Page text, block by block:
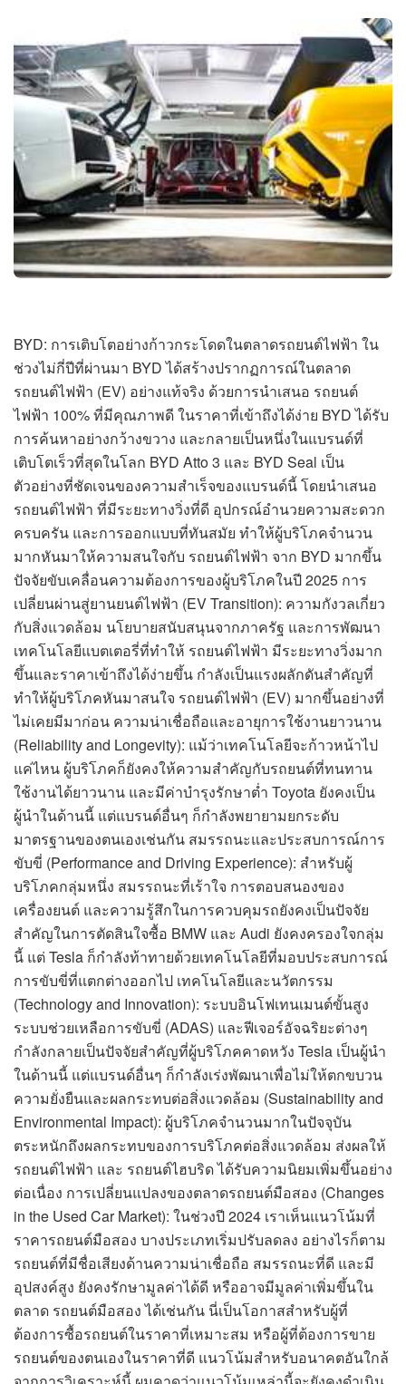
BYD: การเติบโตอย่างก้าวกระโดดในตลาดรถยนต์ไฟฟ้า ใน
ช่วงไม่กี่ปีที่ผ่านมา BYD ได้สร้างปรากฏการณ์ในตลาด
รถยนต์ไฟฟ้า (EV) อย่างแท้จริง ด้วยการนำเสนอ รถยนต์
ไฟฟ้า 100% ที่มีคุณภาพดี ในราคาที่เข้าถึงได้ง่าย BYD ได้รับ
การค้นหาอย่างกว้างขวาง และกลายเป็นหนึ่งในแบรนด์ที่
เติบโตเร็วที่สุดในโลก BYD Atto 3 และ BYD Seal เป็น
ตัวอย่างที่ชัดเจนของความสำเร็จของแบรนด์นี้ โดยนำเสนอ
รถยนต์ไฟฟ้า ที่มีระยะทางวิ่งที่ดี อุปกรณ์อำนวยความสะดวก
ครบครัน และการออกแบบที่ทันสมัย ทำให้ผู้บริโภคจำนวน
มากหันมาให้ความสนใจกับ รถยนต์ไฟฟ้า จาก BYD มากขึ้น
ปัจจัยขับเคลื่อนความต้องการของผู้บริโภคในปี 2025 การ
เปลี่ยนผ่านสู่ยานยนต์ไฟฟ้า (EV Transition): ความกังวลเกี่ยว
กับสิ่งแวดล้อม นโยบายสนับสนุนจากภาครัฐ และการพัฒนา
เทคโนโลยีแบตเตอรี่ที่ทำให้ รถยนต์ไฟฟ้า มีระยะทางวิ่งมาก
ขึ้นและราคาเข้าถึงได้ง่ายขึ้น กำลังเป็นแรงผลักดันสำคัญที่
ทำให้ผู้บริโภคหันมาสนใจ รถยนต์ไฟฟ้า (EV) มากขึ้นอย่างที่
ไม่เคยมีมาก่อน ความน่าเชื่อถือและอายุการใช้งานยาวนาน
(Reliability and Longevity): แม้ว่าเทคโนโลยีจะก้าวหน้าไป
แค่ไหน ผู้บริโภคก็ยังคงให้ความสำคัญกับรถยนต์ที่ทนทาน
ใช้งานได้ยาวนาน และมีค่าบำรุงรักษาต่ำ Toyota ยังคงเป็น
ผู้นำในด้านนี้ แต่แบรนด์อื่นๆ ก็กำลังพยายามยกระดับ
มาตรฐานของตนเองเช่นกัน สมรรถนะและประสบการณ์การ
ขับขี่ (Performance and Driving Experience): สำหรับผู้
บริโภคกลุ่มหนึ่ง สมรรถนะที่เร้าใจ การตอบสนองของ
เครื่องยนต์ และความรู้สึกในการควบคุมรถยังคงเป็นปัจจัย
สำคัญในการตัดสินใจซื้อ BMW และ Audi ยังคงครองใจกลุ่ม
นี้ แต่ Tesla ก็กำลังท้าทายด้วยเทคโนโลยีที่มอบประสบการณ์
การขับขี่ที่แตกต่างออกไป เทคโนโลยีและนวัตกรรม
(Technology and Innovation): ระบบอินโฟเทนเมนต์ขั้นสูง
ระบบช่วยเหลือการขับขี่ (ADAS) และฟีเจอร์อัจฉริยะต่างๆ
กำลังกลายเป็นปัจจัยสำคัญที่ผู้บริโภคคาดหวัง Tesla เป็นผู้นำ
ในด้านนี้ แต่แบรนด์อื่นๆ ก็กำลังเร่งพัฒนาเพื่อไม่ให้ตกขบวน
ความยั่งยืนและผลกระทบต่อสิ่งแวดล้อม (Sustainability and
Environmental Impact): ผู้บริโภคจำนวนมากในปัจจุบัน
ตระหนักถึงผลกระทบของการบริโภคต่อสิ่งแวดล้อม ส่งผลให้
รถยนต์ไฟฟ้า และ รถยนต์ไฮบริด ได้รับความนิยมเพิ่มขึ้นอย่าง
ต่อเนื่อง การเปลี่ยนแปลงของตลาดรถยนต์มือสอง (Changes
in the Used Car Market): ในช่วงปี 2024 เราเห็นแนวโน้มที่
ราคารถยนต์มือสอง บางประเภทเริ่มปรับลดลง อย่างไรก็ตาม
รถยนต์ที่มีชื่อเสียงด้านความน่าเชื่อถือ สมรรถนะที่ดี และมี
อุปสงค์สูง ยังคงรักษามูลค่าได้ดี หรืออาจมีมูลค่าเพิ่มขึ้นใน
ตลาด รถยนต์มือสอง ได้เช่นกัน นี่เป็นโอกาสสำหรับผู้ที่
ต้องการซื้อรถยนต์ในราคาที่เหมาะสม หรือผู้ที่ต้องการขาย
รถยนต์ของตนเองในราคาที่ดี แนวโน้มสำหรับอนาคตอันใกล้